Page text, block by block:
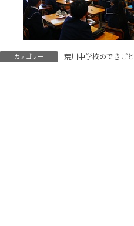
カテゴリー 荒川中学校のできごと